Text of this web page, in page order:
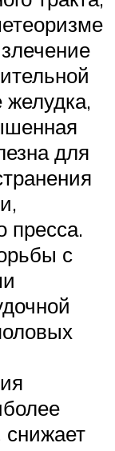
для
пресса.
с